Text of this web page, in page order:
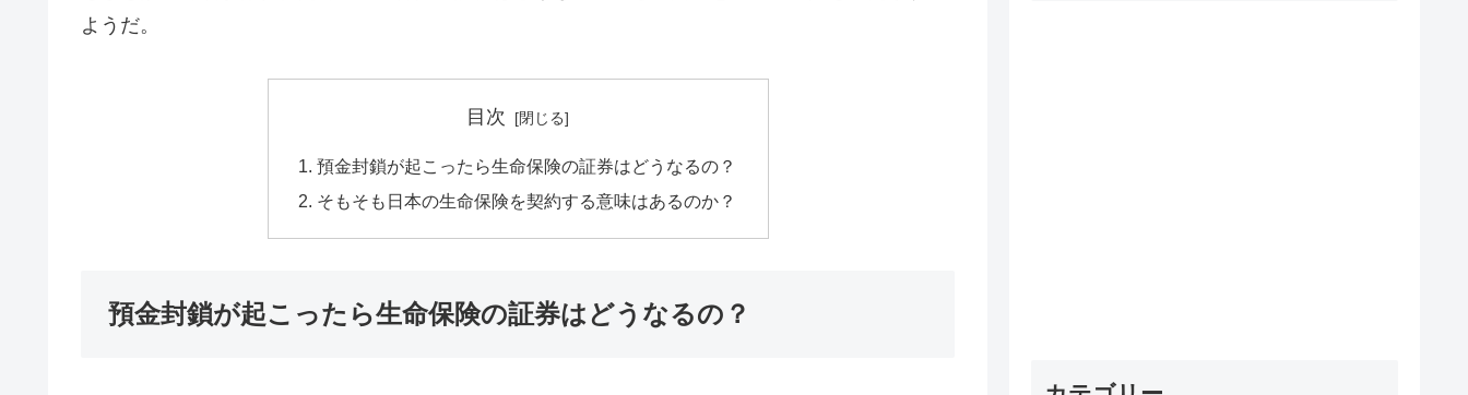
ようだ。
目次
預金封鎖が起こったら生命保険の証券はどうなるの？
そもそも日本の生命保険を契約する意味はあるのか？
預金封鎖が起こったら生命保険の証券はどうなるの？